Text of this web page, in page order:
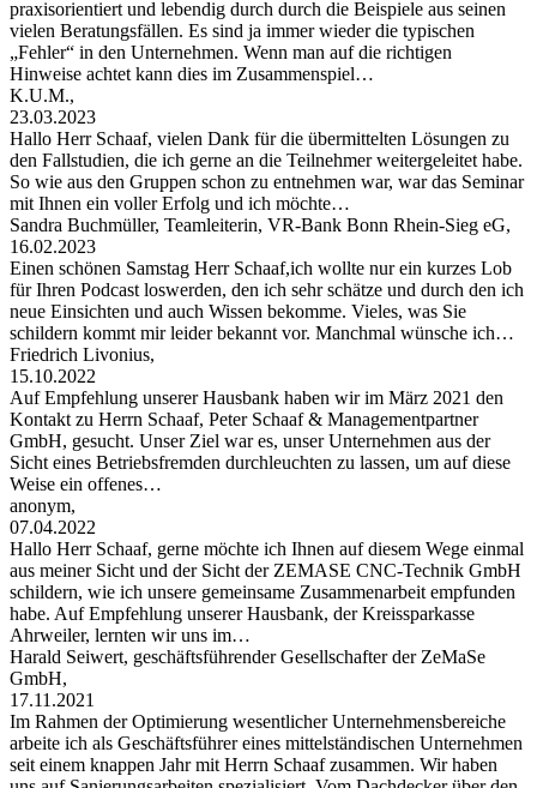
praxisorientiert und lebendig durch durch die Beispiele aus seinen
vielen Beratungsfällen. Es sind ja immer wieder die typischen
„Fehler“ in den Unternehmen. Wenn man auf die richtigen
Hinweise achtet kann dies im Zusammenspiel…
K.U.M.,
23.03.2023
Hallo Herr Schaaf, vielen Dank für die übermittelten Lösungen zu
den Fallstudien, die ich gerne an die Teilnehmer weitergeleitet habe.
So wie aus den Gruppen schon zu entnehmen war, war das Seminar
mit Ihnen ein voller Erfolg und ich möchte…
Sandra Buchmüller, Teamleiterin, VR-Bank Bonn Rhein-Sieg eG,
16.02.2023
Einen schönen Samstag Herr Schaaf,ich wollte nur ein kurzes Lob
für Ihren Podcast loswerden, den ich sehr schätze und durch den ich
neue Einsichten und auch Wissen bekomme. Vieles, was Sie
schildern kommt mir leider bekannt vor. Manchmal wünsche ich…
Friedrich Livonius,
15.10.2022
Auf Empfehlung unserer Hausbank haben wir im März 2021 den
Kontakt zu Herrn Schaaf, Peter Schaaf & Managementpartner
GmbH, gesucht. Unser Ziel war es, unser Unternehmen aus der
Sicht eines Betriebsfremden durchleuchten zu lassen, um auf diese
Weise ein offenes…
anonym,
07.04.2022
Hallo Herr Schaaf, gerne möchte ich Ihnen auf diesem Wege einmal
aus meiner Sicht und der Sicht der ZEMASE CNC-Technik GmbH
schildern, wie ich unsere gemeinsame Zusammenarbeit empfunden
habe. Auf Empfehlung unserer Hausbank, der Kreissparkasse
Ahrweiler, lernten wir uns im…
Harald Seiwert, geschäftsführender Gesellschafter der ZeMaSe
GmbH,
17.11.2021
Im Rahmen der Optimierung wesentlicher Unternehmensbereiche
arbeite ich als Geschäftsführer eines mittelständischen Unternehmen
seit einem knappen Jahr mit Herrn Schaaf zusammen. Wir haben